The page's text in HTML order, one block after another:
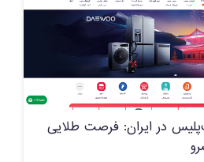
در ایران: فرصت طلایی